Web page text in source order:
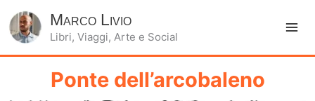
Marco Livio
Libri, Viaggi, Arte e Social
Ponte dell’arcobaleno